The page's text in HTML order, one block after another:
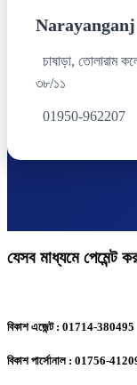
চাষাড়া, তোলারাম
৩৮/১১
01950-962207
যেসব মাধ্যমে পেমেন্ট
বিকাশ এজেন্ট : 01714-380495
বিকাশ পার্সোনাল : 01756-